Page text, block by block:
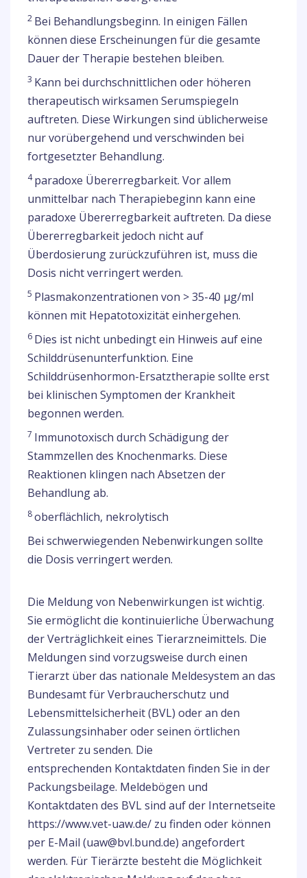
2 Bei Behandlungsbeginn. In einigen Fällen
können diese Erscheinungen für die gesamte
Dauer der Therapie bestehen bleiben.
3 Kann bei durchschnittlichen oder höheren
therapeutisch wirksamen Serumspiegeln
auftreten. Diese Wirkungen sind üblicherweise
nur vorübergehend und verschwinden bei
fortgesetzter Behandlung.
4paradoxe Übererregbarkeit. Vor allem
unmittelbar nach Therapiebeginn kann eine
paradoxe Übererregbarkeit auftreten. Da diese
Übererregbarkeit jedoch nicht auf
Überdosierung zurückzuführen ist, muss die
Dosis nicht verringert werden.
5 Plasmakonzentrationen von > 35-40 µg/ml
können mit Hepatotoxizität einhergehen.
6 Dies ist nicht unbedingt ein Hinweis auf eine
Schilddrüsenunterfunktion. Eine
Schilddrüsenhormon-Ersatztherapie sollte erst
bei klinischen Symptomen der Krankheit
begonnen werden.
7 Immunotoxisch durch Schädigung der
Stammzellen des Knochenmarks. Diese
Reaktionen klingen nach Absetzen der
Behandlung ab.
8oberflächlich, nekrolytisch
Bei schwerwiegenden Nebenwirkungen sollte
die Dosis verringert werden.
Die Meldung von Nebenwirkungen ist wichtig.
Sie ermöglicht die kontinuierliche Überwachung
der Verträglichkeit eines Tierarzneimittels. Die
Meldungen sind vorzugsweise durch einen
Tierarzt über das nationale Meldesystem an das
Bundesamt für Verbraucherschutz und
Lebensmittelsicherheit (BVL) oder an den
Zulassungsinhaber oder seinen örtlichen
Vertreter zu senden. Die
entsprechenden Kontaktdaten finden Sie in der
Packungsbeilage. Meldebögen und
Kontaktdaten des BVL sind auf der Internetseite
https://www.vet-uaw.de/ zu finden oder können
per E-Mail (uaw@bvl.bund.de) angefordert
werden. Für Tierärzte besteht die Möglichkeit